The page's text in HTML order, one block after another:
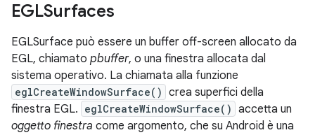
EGLSurfaces
EGLSurface può essere un buffer off-screen allocato da
EGL, chiamato pbuffer, o una finestra allocata dal
sistema operativo. La chiamata alla funzione
eglCreateWindowSurface() crea superfici della
finestra EGL. eglCreateWindowSurface() accetta un
oggetto finestra come argomento, che su Android è una